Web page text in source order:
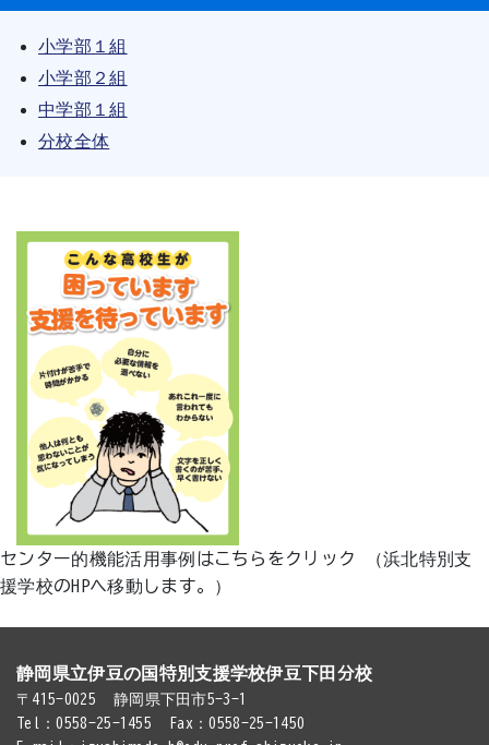
小学部１組
小学部２組
中学部１組
分校全体
センター的機能活用事例はこちらをクリック （浜北特別支
援学校のHPへ移動します。）
静岡県立伊豆の国特別支援学校伊豆下田分校
〒415-0025
静岡県下田市5-3-1
Tel：0558-25-1455
Fax：0558-25-1450